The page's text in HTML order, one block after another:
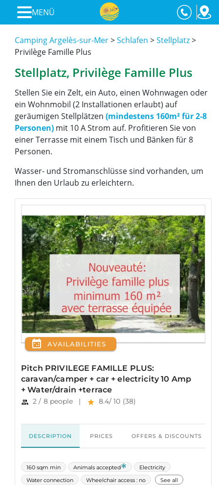
MENÜ
Camping Argelès-sur-Mer>Schlafen >Stellplatz>
Privilège Famille Plus
Stellplatz, Privilège Famille Plus
Stellen Sie ein Zelt, ein Auto, einen Wohnwagen oder
ein Wohnmobil (2 Installationen erlaubt) auf
geräumigen Stellplätzen (mindestens 160m² für 2-8
Personen) mit 10 A Strom auf. Profitieren Sie von
einer Terrasse mit einem Tisch und Bänken für 8
Personen.
Wasser- und Stromanschlüsse sind vorhanden, um
Ihnen den Urlaub zu erleichtern.